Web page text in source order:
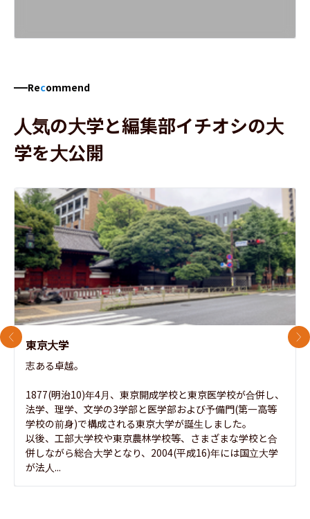
Recommend
人気の大学と編集部イチオシの大
学を大公開
東京大学
志ある卓越。
1877(明治10)年4月、東京開成学校と東京医学校が合併し、
法学、理学、文学の3学部と医学部および予備門(第一高等
学校の前身)で構成される東京大学が誕生しました。
以後、工部大学校や東京農林学校等、さまざまな学校と合
併しながら総合大学となり、2004(平成16)年には国立大学
が法人...
前のスライド 次